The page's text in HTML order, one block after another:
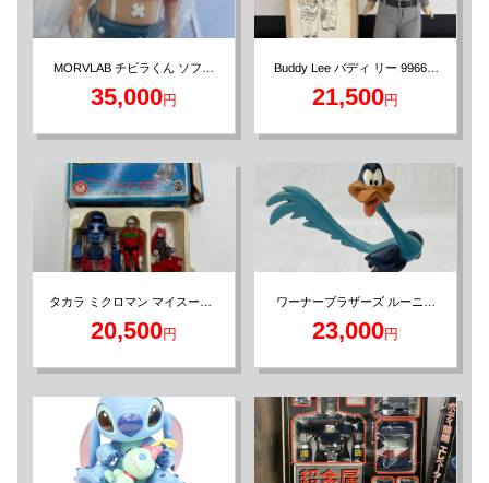
MORVLAB チビラくん ソフビ
35,000円
Buddy Lee バディ リー 99666-
21,500円
タカラ ミクロマン マイスーツ3
20,500円
ワーナーブラザーズ ルーニー
ィギュア
23,000円